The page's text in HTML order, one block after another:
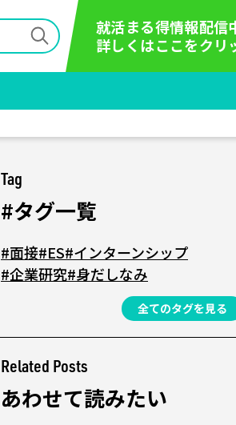
就活まる得情報配信
詳しくはここをクリ
Tag
#タグ一覧
#面接#ES#インターンシップ
#企業研究#身だしなみ
全てのタグを見る
Related Posts
あわせて読みたい